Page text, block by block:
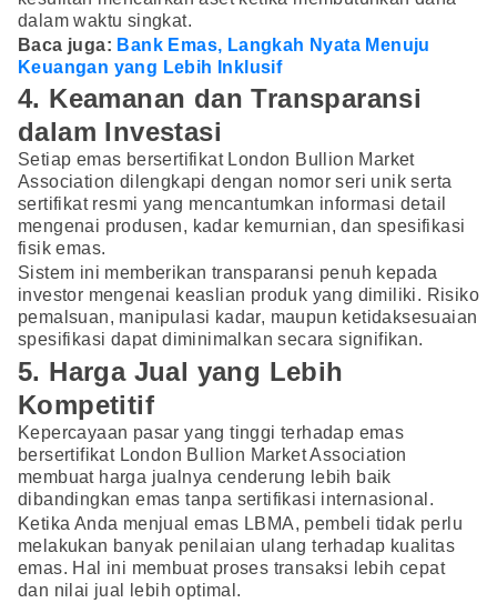
dalam waktu singkat.
Baca juga: Bank Emas, Langkah Nyata Menuju
Keuangan yang Lebih Inklusif
4. Keamanan dan Transparansi
dalam Investasi
Setiap emas bersertifikat London Bullion Market
Association dilengkapi dengan nomor seri unik serta
sertifikat resmi yang mencantumkan informasi detail
mengenai produsen, kadar kemurnian, dan spesifikasi
fisik emas.
Sistem ini memberikan transparansi penuh kepada
investor mengenai keaslian produk yang dimiliki. Risiko
pemalsuan, manipulasi kadar, maupun ketidaksesuaian
spesifikasi dapat diminimalkan secara signifikan.
5. Harga Jual yang Lebih
Kompetitif
Kepercayaan pasar yang tinggi terhadap emas
bersertifikat London Bullion Market Association
membuat harga jualnya cenderung lebih baik
dibandingkan emas tanpa sertifikasi internasional.
Ketika Anda menjual emas LBMA, pembeli tidak perlu
melakukan banyak penilaian ulang terhadap kualitas
emas. Hal ini membuat proses transaksi lebih cepat
dan nilai jual lebih optimal.